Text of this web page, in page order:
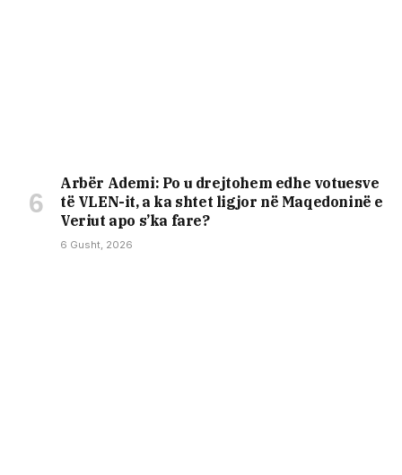
Arbër Ademi: Po u drejtohem edhe votuesve
të VLEN-it, a ka shtet ligjor në Maqedoninë e
Veriut apo s’ka fare?
6 Gusht, 2026